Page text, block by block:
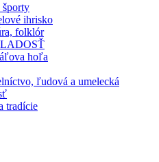
športy
ihrisko
folklór
hoľa
ľudová a umelecká
tradície